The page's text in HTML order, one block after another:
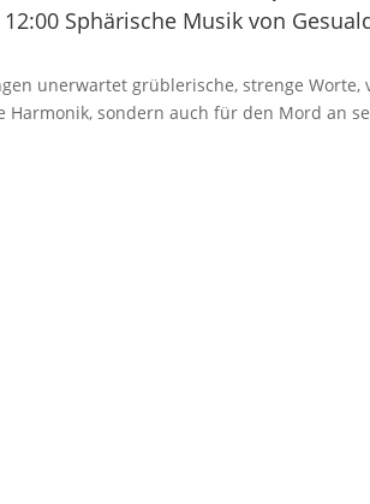
Sphärische Musik von
unerwartet grüblerische, strenge
sondern auch für den Mord an